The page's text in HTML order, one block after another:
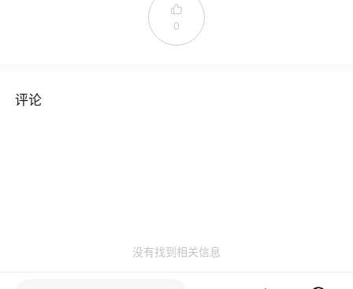

0
评论
没有找到相关信息